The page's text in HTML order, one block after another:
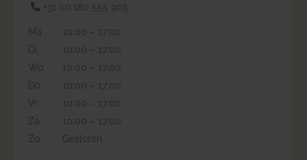
+31 (0) 180 555 905
Ma
10:00 – 17:00
Di
10:00 – 17:00
Wo
10:00 – 17:00
Do
10:00 – 17:00
Vr
10:00 – 17:00
Za
10:00 – 17:00
Zo
Gesloten